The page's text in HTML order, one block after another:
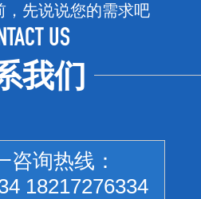
，先说说您的需求吧
US
我们
咨询热线：
18217276334